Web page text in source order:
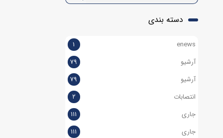
دسته بندی
enews
۱
آرشیو
۷۹
آرشیو
۷۹
انتصابات
۲
جاری
۱۱۱
جاری
۱۱۱